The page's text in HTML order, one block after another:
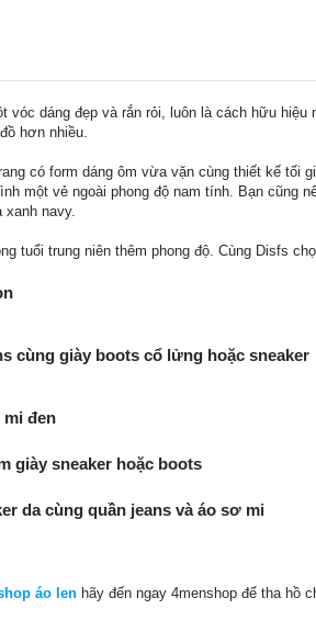
dáng đẹp và rắn rỏi, luôn là cách hữu
hơn nhiều.
có form dáng ôm vừa vặn cùng thiết kế tối
một vẻ ngoài phong độ nam tính. Bạn
xanh navy.
tuổi trung niên thêm phong độ. Cùng Disfs
cùng giày boots cổ lửng hoặc sneaker
đen
giày sneaker hoặc boots
da cùng quần jeans và áo sơ mi
áo len hãy đến ngay 4menshop để tha hồ